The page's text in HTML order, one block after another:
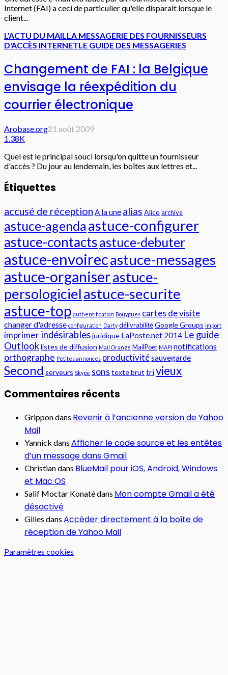
Internet (FAI) a ceci de particulier qu'elle disparait lorsque le
client...
L'ACTU DU MAILLA MESSAGERIE DES FOURNISSEURS
D'ACCÈS INTERNETLE GUIDE DES MESSAGERIES
Changement de FAI : la Belgique
envisage la réexpédition du
courrier électronique
Arobase.org21 août 2009
1.38K
Quel est le principal souci lorsqu'on quitte un fournisseur
d'accès ? Du jour au lendemain, les boîtes aux lettres et...
Étiquettes
accusé de réception A la une alias Alicearchive
astuce-agenda astuce-configurer
astuce-contactsastuce-debuter
astuce-envoirecastuce-messages
astuce-organiserastuce-
persologicielastuce-securite
astuce-top authentification Bouygues cartes de visite
changer d'adresse configuration Darty délivrabilitéGoogle Groups import
imprimerindésirablesjuridique LaPoste.net 2014 Le guide
Outlooklistes de diffusion Mail Orange MailPoet MAPI notifications
orthographe Petites annonces productivitésauvegarde
Second serveurs Skype sons texte brut trivieux
Commentaires récents
Grippondans Revenir à l’ancienne version de Yahoo
Mail
Yannick dans Afficher le code source et les entêtes
d’un message dans Gmail
Christiandans BlueMail pour iOS, Android, Windows
et Mac OS
Salif Moctar Konatédans Mon compte Gmail a été
désactivé
Gilles dans Accéder directement à la boîte de
réception de Yahoo Mail
Paramètres cookies